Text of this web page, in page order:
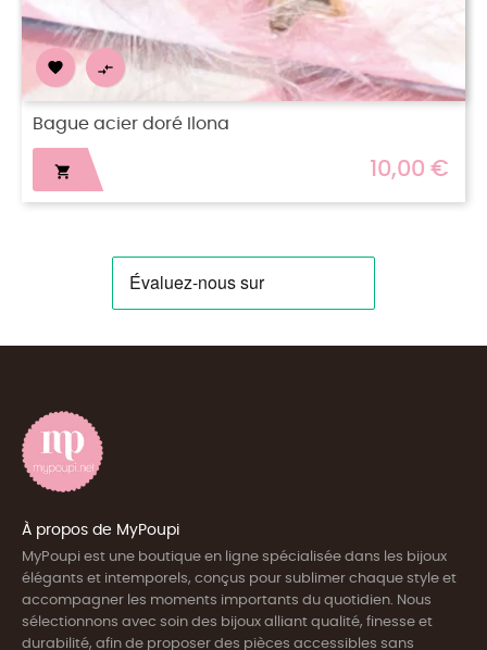
€
 
Bague Acier Doré Ellie
À propos de MyPoupi
MyPoupi est une boutique en ligne spécialisée dans les bijoux
élégants et intemporels, conçus pour sublimer chaque style et
accompagner les moments importants du quotidien. Nous
sélectionnons avec soin des bijoux alliant qualité, finesse et
durabilité, afin de proposer des pièces accessibles sans